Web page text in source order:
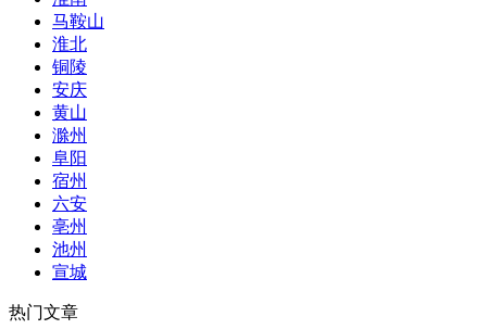
马鞍山
淮北
铜陵
安庆
黄山
滁州
阜阳
宿州
六安
亳州
池州
宣城
热门文章